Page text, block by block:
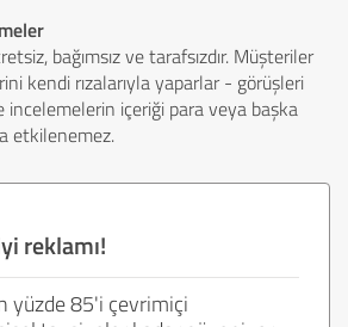
bağımsız ve tarafsızdır. Müşteriler
kendi rızalarıyla yaparlar - görüşleri
incelemelerin içeriği para veya başka
etkilenemez.
reklamı!
yüzde 85'i çevrimiçi